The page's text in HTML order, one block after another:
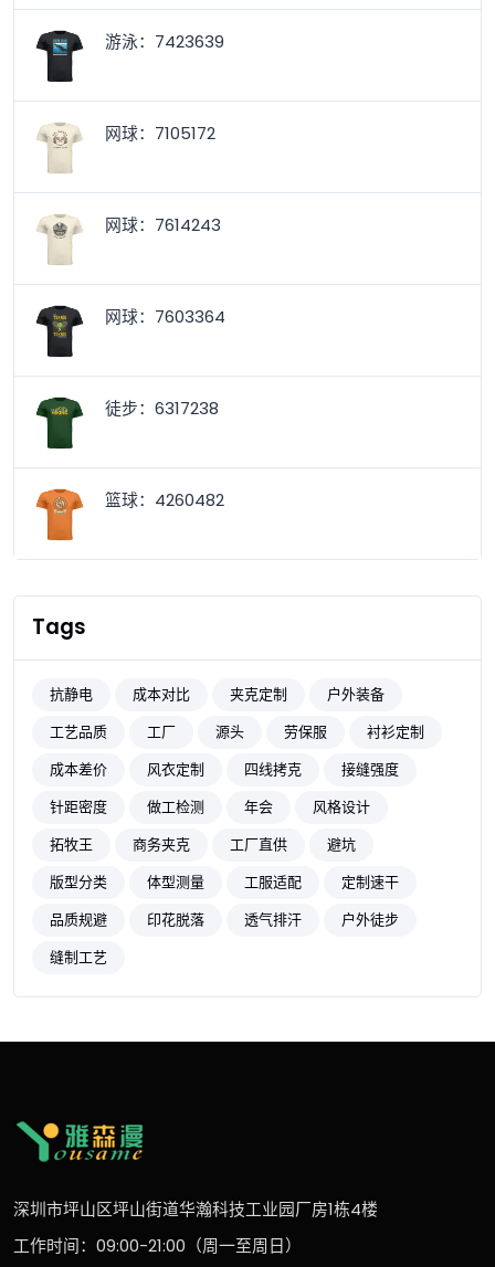
游泳：7423639
网球：7105172
网球：7614243
网球：7603364
徒步：6317238
篮球：4260482
Tags
抗静电 成本对比 夹克定制
户外装备
工艺品质
工厂 源头 劳保服
衬衫定制
成本差价
风衣定制 四线拷克
接缝强度
针距密度
做工检测 年会
风格设计
拓牧王
商务夹克 工厂直供
避坑
版型分类
体型测量 工服适配
定制速干
品质规避
印花脱落 透气排汗
户外徒步
缝制工艺
深圳市坪山区坪山街道华瀚科技工业园厂房1栋4楼
工作时间：09:00-21:00（周一至周日）